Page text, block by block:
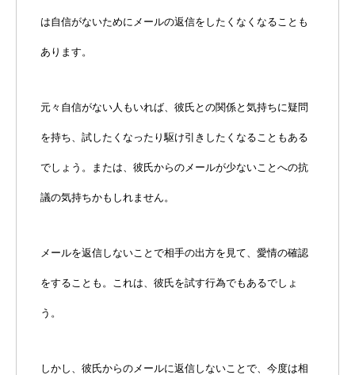
は自信がないためにメールの返信をしたくなくなることも
あります。
元々自信がない人もいれば、彼氏との関係と気持ちに疑問
を持ち、試したくなったり駆け引きしたくなることもある
でしょう。または、彼氏からのメールが少ないことへの抗
議の気持ちかもしれません。
メールを返信しないことで相手の出方を見て、愛情の確認
をすることも。これは、彼氏を試す行為でもあるでしょ
う。
しかし、彼氏からのメールに返信しないことで、今度は相